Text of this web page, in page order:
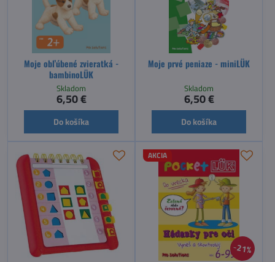
Moje obľúbené zvieratká -
bambinoLÜK
Skladom
6,50 €
Do košíka
Moje prvé peniaze - miniLÜK
Skladom
6,50 €
Do košíka
21%
AKCIA